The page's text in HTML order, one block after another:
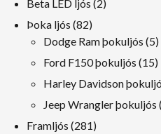
Beta LED ljós 2
Þoka ljós 8282
vörur
Dodge Ram þokuljós 55
Ford F150 þokuljós 1515
Harley Davidson
Jeep Wrangler þokuljós
Framljós 281281